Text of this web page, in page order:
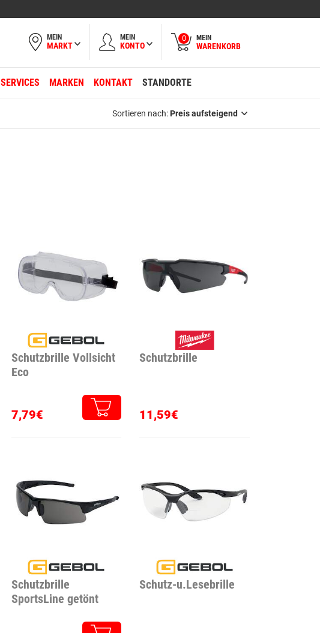
MEIN
MARKT
MEIN
KONTO
0 MEIN
WARENKORB
SERVICES MARKEN KONTAKT STANDORTE
Sortieren nach: Preis aufsteigend
Schutzbrille Vollsicht
Eco
7,79€
Schutzbrille
11,59€
Schutzbrille
SportsLine getönt
Schutz-u.Lesebrille